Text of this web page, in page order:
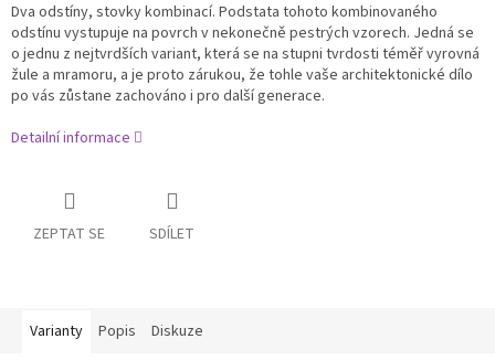
Dva odstíny, stovky kombinací. Podstata tohoto kombinovaného
odstínu vystupuje na povrch v nekonečně pestrých vzorech. Jedná se
o jednu z nejtvrdších variant, která se na stupni tvrdosti téměř vyrovná
žule a mramoru, a je proto zárukou, že tohle vaše architektonické dílo
po vás zůstane zachováno i pro další generace.
Detailní informace
ZEPTAT SE SDÍLET
Varianty Popis Diskuze